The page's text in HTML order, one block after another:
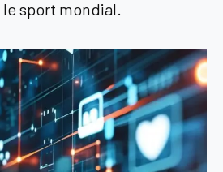
sport mondial.